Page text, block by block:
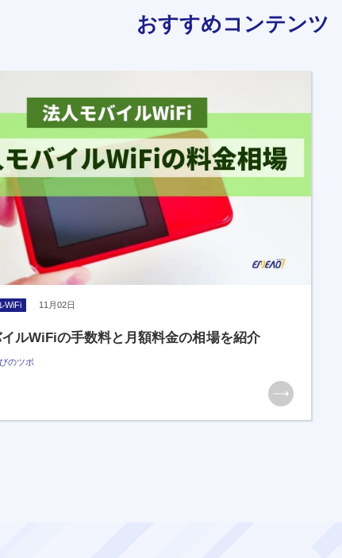
おすすめコンテンツ
WiFi 11月02日
ルWiFiの手数料と月額料金の相場を紹介
のツボ